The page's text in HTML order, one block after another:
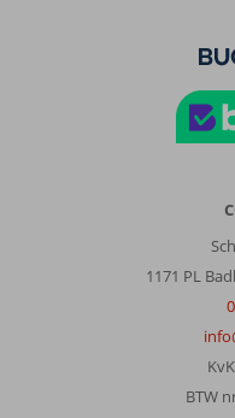
1171 PL
BTW